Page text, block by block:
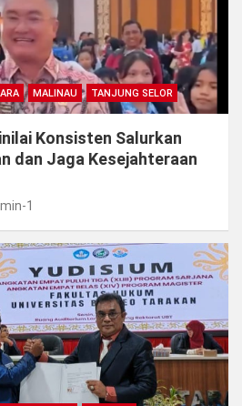
MALINAU TANJUNG SELOR
Konsisten Salurkan
dan Jaga Kesejahteraan
1